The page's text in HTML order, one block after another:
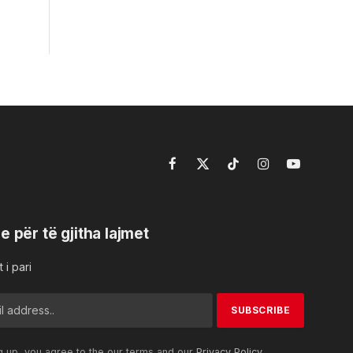
Facebook
X
TikTokInstagramYouTube
për të gjitha lajmet
i pari